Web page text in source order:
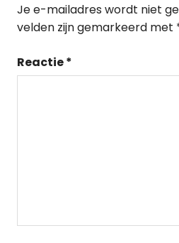
Je e-mailadres wordt niet
velden zijn gemarkeerd met
Reactie*